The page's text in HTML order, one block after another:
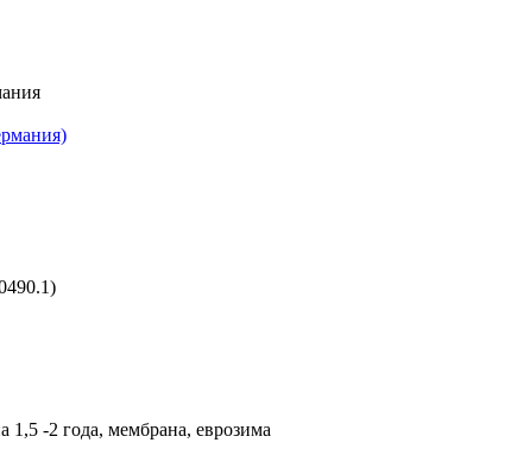
)
1,5 -2 года, мембрана, еврозима